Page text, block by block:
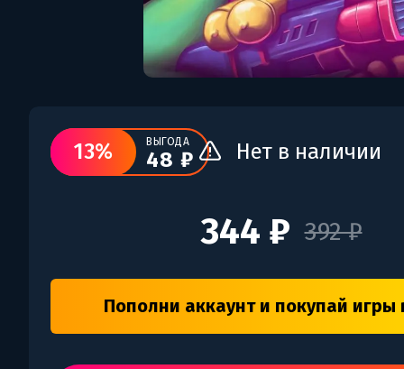
392 ₽
344 ₽
13% ВЫГОДА
48 ₽
Пополни аккаунт и покупай игры
Нет в наличии